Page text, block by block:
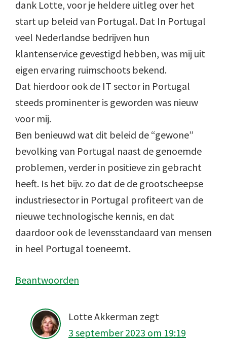
dank Lotte, voor je heldere uitleg over het
start up beleid van Portugal. Dat In Portugal
veel Nederlandse bedrijven hun
klantenservice gevestigd hebben, was mij uit
eigen ervaring ruimschoots bekend.
Dat hierdoor ook de IT sector in Portugal
steeds prominenter is geworden was nieuw
voor mij.
Ben benieuwd wat dit beleid de “gewone”
bevolking van Portugal naast de genoemde
problemen, verder in positieve zin gebracht
heeft. Is het bijv. zo dat de de grootscheepse
industriesector in Portugal profiteert van de
nieuwe technologische kennis, en dat
daardoor ook de levensstandaard van mensen
in heel Portugal toeneemt.
Beantwoorden
Lotte Akkerman zegt
3 september 2023 om 19:19